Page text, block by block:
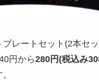
レートセット(2本セ
円から280円(税込み